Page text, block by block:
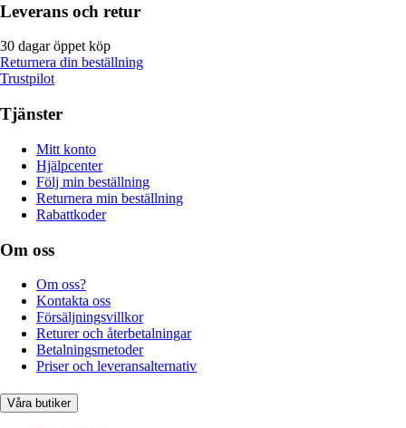
Leverans och retur
30 dagar öppet köp
Returnera din beställning
Trustpilot
Tjänster
Mitt konto
Hjälpcenter
Följ min beställning
Returnera min beställning
Rabattkoder
Om oss
Om oss?
Kontakta oss
Försäljningsvillkor
Returer och återbetalningar
Betalningsmetoder
Priser och leveransalternativ
Våra butiker